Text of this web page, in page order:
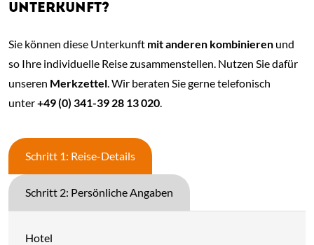
UNTERKUNFT?
Sie können diese Unterkunft mit anderen kombinieren und
so Ihre individuelle Reise zusammenstellen. Nutzen Sie dafür
unseren Merkzettel . Wir beraten Sie gerne telefonisch
unter+49 (0) 341-39 28 13 020
Schritt 1: Reise-Details
Schritt 2: Persönliche Angaben
Hotel